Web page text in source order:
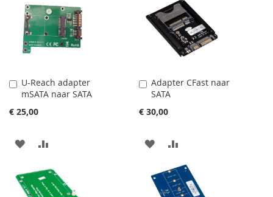
U-Reach adapter
mSATA naar SATA
€ 25,00
In
Winkelwagen
VOEG
AAN
TE
Adapter CFast naar
SATA
€ 30,00
In
Winkelwagen
VOEG
AAN
OM
TE